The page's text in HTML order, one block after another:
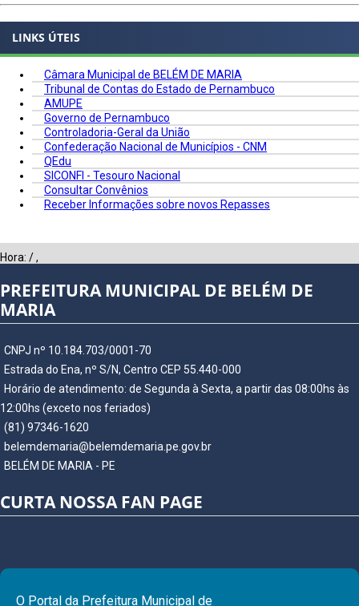
LINKS ÚTEIS
Câmara Municipal de BELÉM DE MARIA
Tribunal de Contas do Estado de Pernambuco
AMUPE
Governo de Pernambuco
Controladoria-Geral da União
Confederação Nacional de Municípios - CNM
QEdu
SICONFI - Tesouro Nacional
Consultar Convênios
Receber Informações sobre novos Repasses
Hora: /,
PREFEITURA MUNICIPAL DE BELÉM DE
MARIA
CNPJ nº 10.184.703/0001-70
Estrada do Ena, nº S/N, Centro CEP 55.440-000
Horário de atendimento: de Segunda à Sexta, a partir das 08:00hs às
12:00hs (exceto nos feriados)
(81) 97346-1620
belemdemaria@belemdemaria.pe.gov.br
BELÉM DE MARIA - PE
CURTA NOSSA FAN PAGE
O Portal da Prefeitura Municipal de